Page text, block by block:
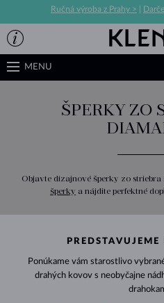
Ručná výroba z Prahy >
MENU
ŠPERKY ZO
Objavte dizajnové šperky zo
šperky a nájdite perfektné
PREDSTAVUJEME
Ponúkame vám starostlivo
drahých kovov s neobyčajne